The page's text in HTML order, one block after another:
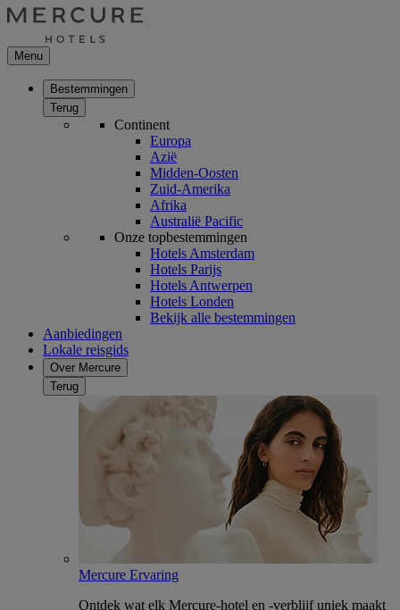
Menu
Bestemmingen
Terug
Continent
Europa
Azië
Midden-Oosten
Zuid-Amerika
Afrika
Australië Pacific
Onze topbestemmingen
Hotels Amsterdam
Hotels Parijs
Hotels Antwerpen
Hotels Londen
Bekijk alle bestemmingen
Aanbiedingen
Lokale reisgids
Over Mercure
Terug
Mercure Ervaring
Ontdek wat elk Mercure-hotel en -verblijf uniek maakt